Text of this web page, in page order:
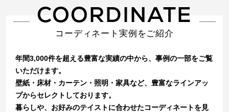
COORDINATE
コーディネート実例をご紹介
年間3,000件を超える豊富な実績の中から、事例の一部をご覧
いただけます。
壁紙・床材・カーテン・照明・家具など、豊富なラインアッ
プからセレクトしております。
暮らしや、お好みのテイストに合わせたコーディネートを見